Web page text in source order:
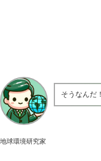
地球環境研究家
そうなんだ